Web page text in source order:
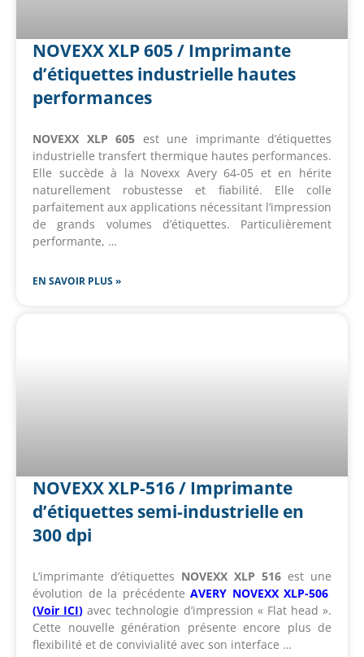
NOVEXX XLP 605 / Imprimante
d’étiquettes industrielle hautes
performances
NOVEXX XLP 605 est une imprimante d’étiquettes
industrielle transfert thermique hautes performances.
Elle succède à la Novexx Avery 64-05 et en hérite
naturellement robustesse et fiabilité. Elle colle
parfaitement aux applications nécessitant l’impression
de grands volumes d’étiquettes. Particulièrement
performante, …
EN SAVOIR PLUS »
NOVEXX XLP-516 / Imprimante
d’étiquettes semi-industrielle en
300 dpi
L’imprimante d’étiquettes NOVEXX XLP 516 est une
évolution de la précédente AVERY NOVEXX XLP-506
(Voir ICI) avec technologie d’impression « Flat head ».
Cette nouvelle génération présente encore plus de
flexibilité et de convivialité avec son interface …